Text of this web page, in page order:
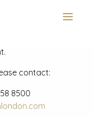
and advisory news
contact:
8500